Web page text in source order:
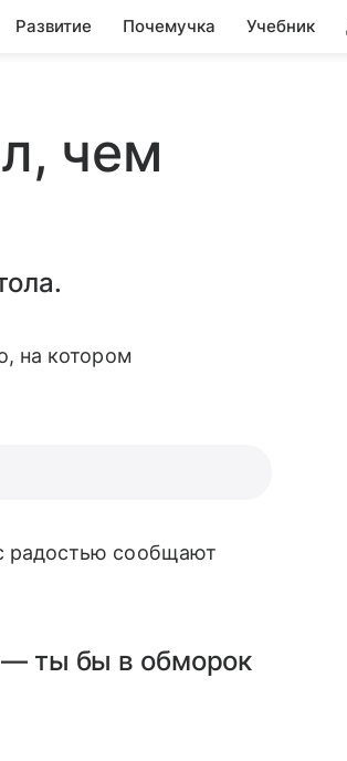
Развитие Почемучка Учебник
чем
на котором
радостью сообщают
— ты бы в обморок